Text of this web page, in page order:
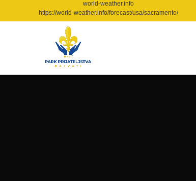
world-weather.info
https://world-weather.info/forecast/usa/sacramento/